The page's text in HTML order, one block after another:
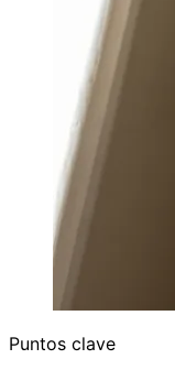
Puntos clave